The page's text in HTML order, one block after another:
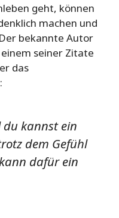
geht, können
machen und
bekannte Autor
seiner Zitate
das
du kannst ein
dem Gefühl
dafür ein